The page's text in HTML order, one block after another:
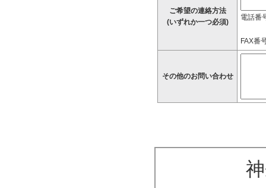
ご希望の連絡方法
(いずれか一つ必須)
電話番
FAX番
その他のお問い合わせ